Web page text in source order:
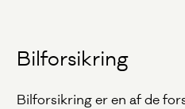
Bilforsikring
Bilforsikring er en af de